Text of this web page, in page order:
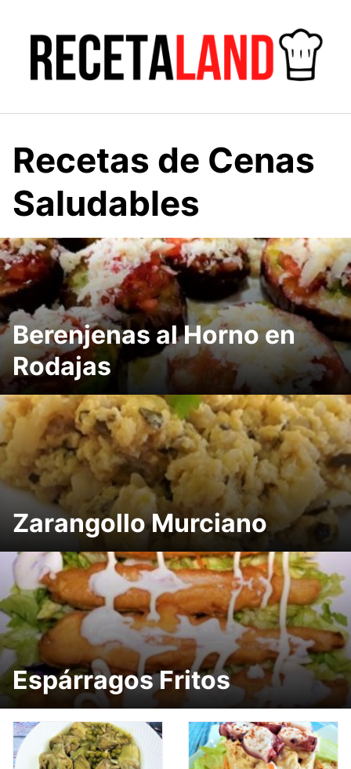
contenido
Recetas de Cenas
Saludables
Berenjenas al Horno en
Rodajas
Zarangollo Murciano
Espárragos Fritos